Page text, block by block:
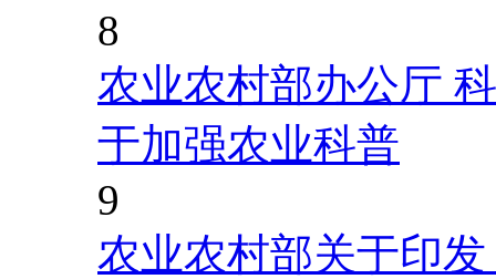
8
农业农村部办公厅
于加强农业科普
9
农业农村部关于印